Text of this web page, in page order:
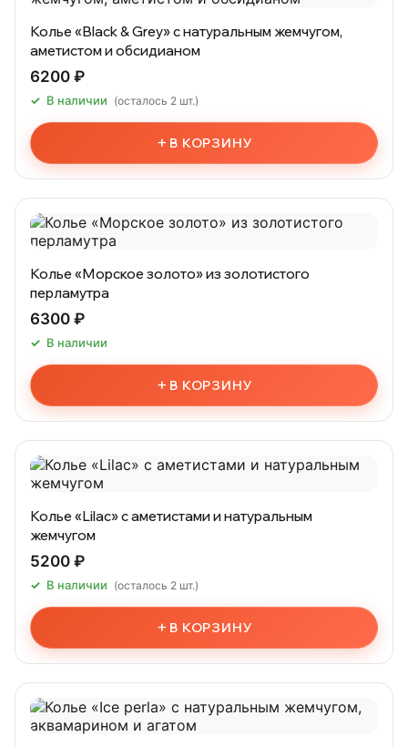
Колье «Black & Grey» с натуральным жемчугом,
аметистом и обсидианом
6200 ₽
В наличии (осталось 2 шт.)
+ В КОРЗИНУ
Колье «Морское золото» из золотистого
перламутра
6300 ₽
В наличии
+ В КОРЗИНУ
Колье «Lilac» с аметистами и натуральным
жемчугом
5200 ₽
В наличии (осталось 2 шт.)
+ В КОРЗИНУ